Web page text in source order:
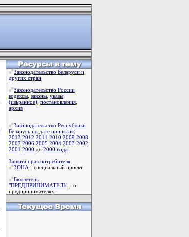
Законодательство Беларуси и
других стран
Законодательство России
кодексы законы указы
(изьранное) постановления
архив
Законодательство Республики
Беларусь по дате принятия:
2013 2012 2011 2010 2009 2008
2007 2006 2005 2004 2003 2002
2001 2000 до 2000 года
Защита прав потребителя
ЗОНА - специальный проект
Бюллетень
"ПРЕДПРИНИМАТЕЛЬ" - о
предпринимателях.